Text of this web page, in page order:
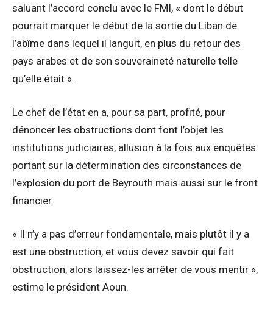
saluant l’accord conclu avec le FMI, « dont le début
pourrait marquer le début de la sortie du Liban de
l’abîme dans lequel il languit, en plus du retour des
pays arabes et de son souveraineté naturelle telle
qu’elle était ».
Le chef de l’état en a, pour sa part, profité, pour
dénoncer les obstructions dont font l’objet les
institutions judiciaires, allusion à la fois aux enquêtes
portant sur la détermination des circonstances de
l’explosion du port de Beyrouth mais aussi sur le front
financier.
« Il n’y a pas d’erreur fondamentale, mais plutôt il y a
est une obstruction, et vous devez savoir qui fait
obstruction, alors laissez-les arrêter de vous mentir »,
estime le président Aoun.